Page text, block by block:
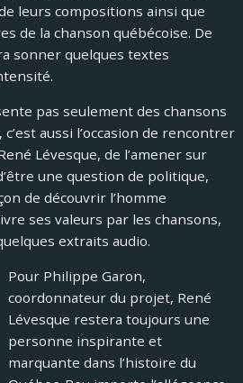
leurs compositions ainsi que
de la chanson québécoise. De
sonner quelques textes
pas seulement des chansons
aussi l’occasion de rencontrer
Lévesque, de l’amener sur
une question de politique,
de découvrir l’homme
ses valeurs par les chansons,
extraits audio.
Pour Philippe Garon,
coordonnateur du projet, René
Lévesque restera toujours une
personne inspirante et
marquante dans l’histoire du